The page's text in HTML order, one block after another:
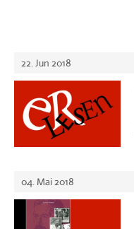
22. Jun 2018
04. Mai 2018